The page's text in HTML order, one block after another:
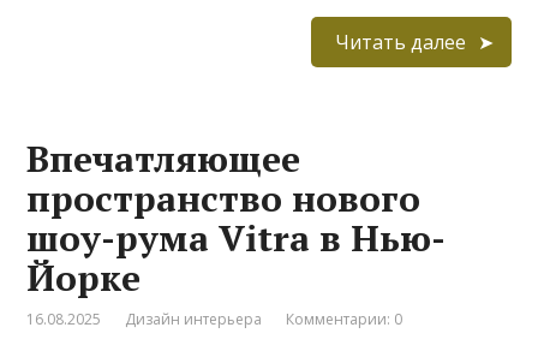
Читать далее
Впечатляющее
пространство нового
шоу-рума Vitra в Нью-
Йорке
16.08.2025 Дизайн интерьера Комментарии: 0